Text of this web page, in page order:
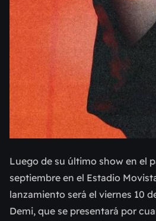
Luego de su último show en el
septiembre en el Estadio
lanzamiento será el viernes 10
Demi, que se presentará por